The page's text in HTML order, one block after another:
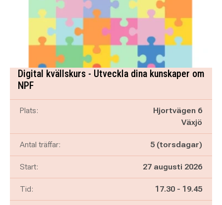
Digital kvällskurs - Utveckla dina kunskaper om
NPF
Plats:
Hjortvägen 6
Växjö
Antal träffar: 5 (torsdagar)
Start: 27 augusti 2026
Tid: Pågår mellan
17.30 - och
19.45